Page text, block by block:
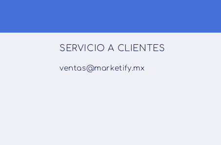
SERVICIO A CLIENTES
ventas@marketify.mx